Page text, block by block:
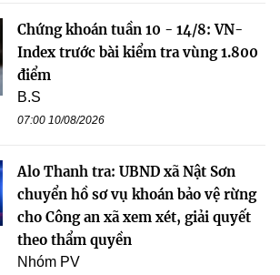
Chứng khoán tuần 10 - 14/8: VN-
Index trước bài kiểm tra vùng 1.800
điểm
B.S
07:00 10/08/2026
Alo Thanh tra: UBND xã Nật Sơn
chuyển hồ sơ vụ khoán bảo vệ rừng
cho Công an xã xem xét, giải quyết
theo thẩm quyền
Nhóm PV